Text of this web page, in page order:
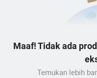
Maaf! Tidak ada
Temukan lebih